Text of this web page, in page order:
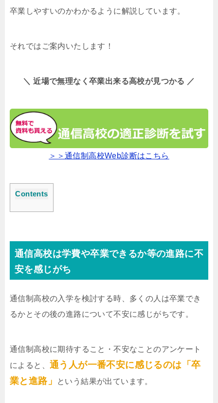
卒業しやすいのかわかるように解説しています。
それではご案内いたします！
＼ 近場で無理なく卒業出来る高校が見つかる ／
＞＞通信制高校Web診断はこちら
Contents
通信高校は学費や卒業できるか等の進路に不
安を感じがち
通信制高校の入学を検討する時、多くの人は卒業でき
るかとその後の進路について不安に感じがちです。
通信制高校に期待すること・不安なことのアンケート
によると、 通う人が一番不安に感じるのは「卒
業と進路」
という結果が出ています。